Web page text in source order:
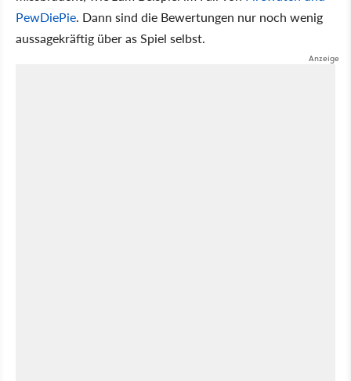
PewDiePie. Dann sind die Bewertungen nur noch wenig
aussagekräftig über as Spiel selbst.